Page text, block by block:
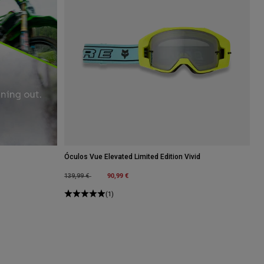
Óculos Vue Elevated Limited Edition Vivid
Price reduced from
139,99 €to 90,99 €
(1)